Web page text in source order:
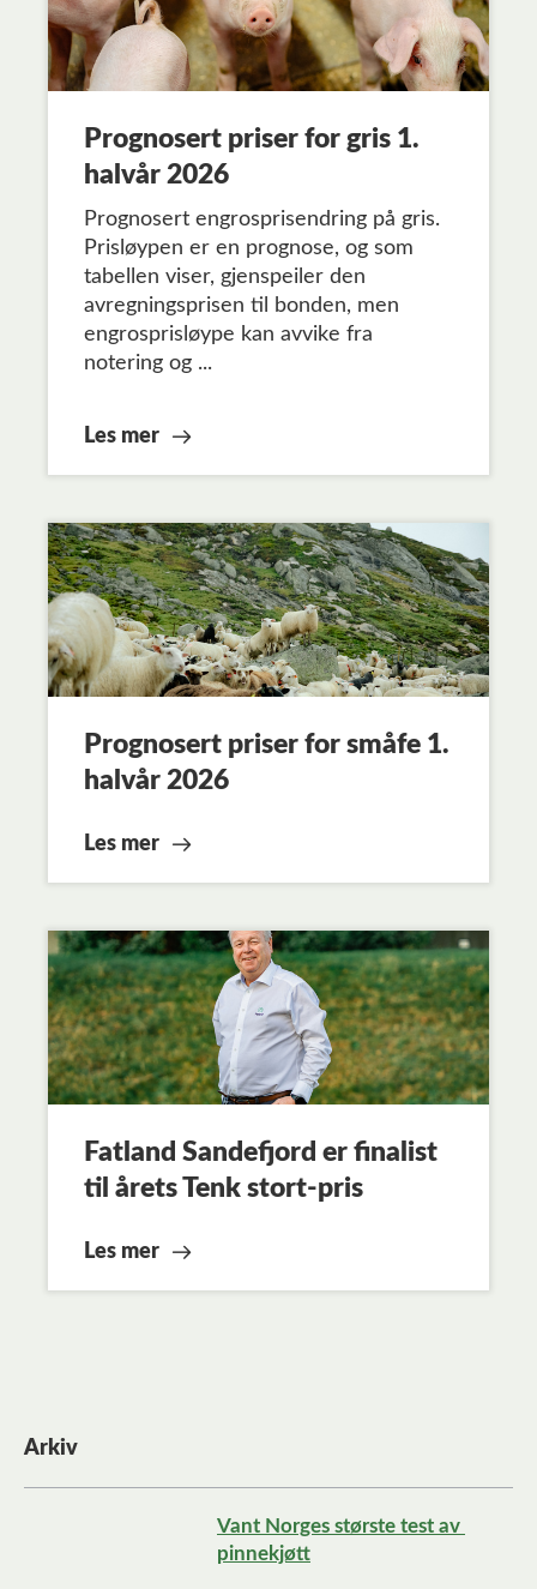
Prognosert priser for gris 1.
halvår 2026
Prognosert engrosprisendring på gris.
Prisløypen er en prognose, og som
tabellen viser, gjenspeiler den
avregningsprisen til bonden, men
engrosprisløype kan avvike fra
notering og ...
Les mer
Prognosert priser for småfe 1.
halvår 2026
Les mer
Fatland Sandefjord er finalist
til årets Tenk stort-pris
Les mer
Arkiv
Vant Norges største test av
pinnekjøtt